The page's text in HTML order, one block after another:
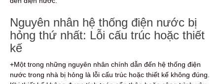
Nguyên nhân hệ thống điện nước bị
hỏng thứ nhất: Lỗi cấu trúc hoặc thiết
kế
+Một trong những nguyên nhân chính dẫn đến hệ thống điện
nước trong nhà bị hỏng là lỗi cấu trúc hoặc thiết kế không đúng.